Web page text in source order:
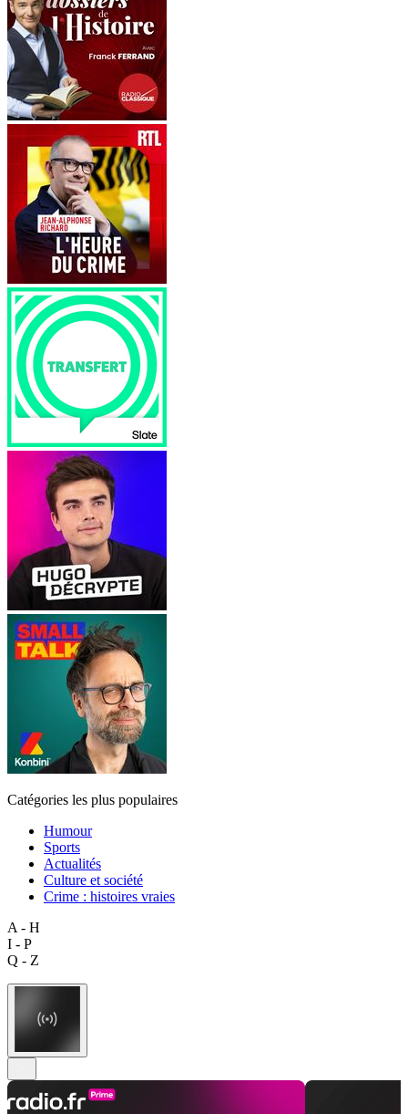
Catégories les plus populaires
Humour
Sports
Actualités
Culture et société
Crime : histoires vraies
A - H
I - P
Q - Z